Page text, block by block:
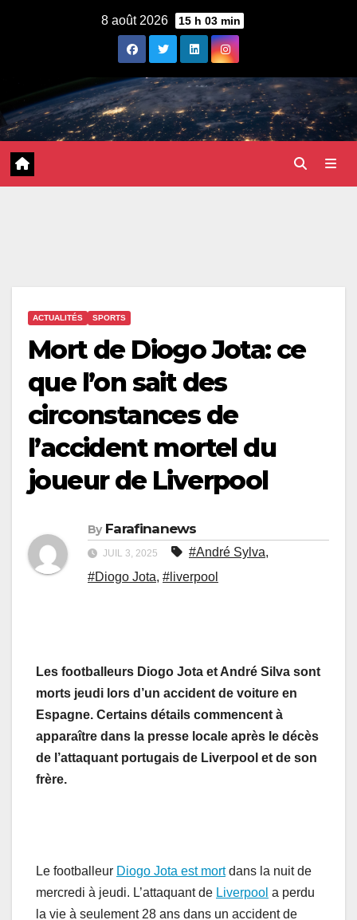
8 août 2026 15 h 03 min
ACTUALITÉS SPORTS
Mort de Diogo Jota: ce
que l’on sait des
circonstances de
l’accident mortel du
joueur de Liverpool
By Farafinanews
JUIL 3, 2025 #André Sylva,
#Diogo Jota, #liverpool
Les footballeurs Diogo Jota et André Silva sont
morts jeudi lors d’un accident de voiture en
Espagne. Certains détails commencent à
apparaître dans la presse locale après le décès
de l’attaquant portugais de Liverpool et de son
frère.
Le footballeur Diogo Jota est mortdans la nuit de
mercredi à jeudi. L’attaquant de Liverpool a perdu
la vie à seulement 28 ans dans un accident de